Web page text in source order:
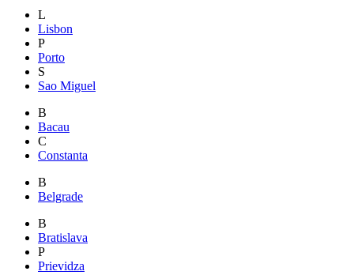
L
Lisbon
P
Porto
S
Sao Miguel
B
Bacau
C
Constanta
B
Belgrade
B
Bratislava
P
Prievidza